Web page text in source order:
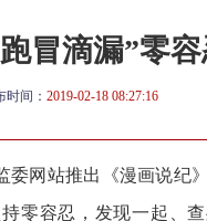
冒滴漏”零
时间： 2019-02-18 08:27:16
网站推出《漫画说纪
零容忍，发现一起、